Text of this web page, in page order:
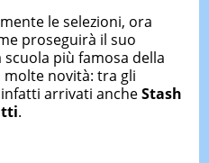
le selezioni, ora
proseguirà il suo
più famosa della
molte novità: tra gli
arrivati ancheStash
.